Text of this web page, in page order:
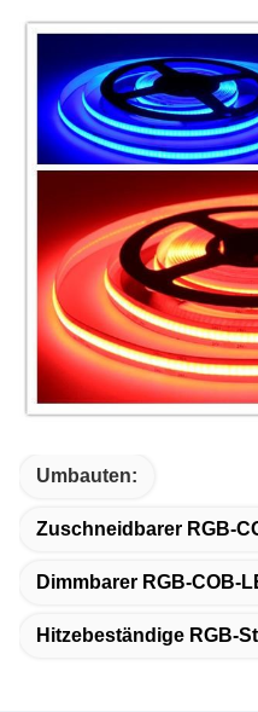
Umbauten:
Zuschneidbarer RGB-
Dimmbarer RGB-COB-
Hitzebeständige RGB-